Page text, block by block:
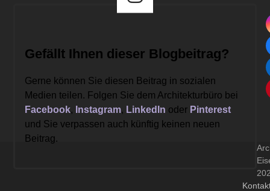
Gefällt Ihnen dieser Blogbeitrag?
Gerne können Sie diesen Beitrag in sozialen
Medien teilen. Folgen Sie dem Architekturbüro bei
Facebook, Instagram, LinkedIn oder Pinterest
und Sie verpassen auch künftig keinen neuen
Beitrag.